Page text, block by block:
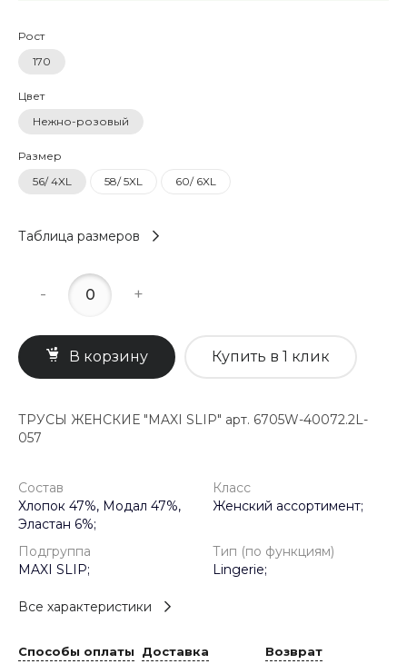
Рост
170
Цвет
Нежно-розовый
Размер
56/ 4XL
58/ 5XL 60/ 6XL
Таблица размеров
- +
В корзину Купить в 1 клик
ТРУСЫ ЖЕНСКИЕ "MAXI SLIP" арт. 6705W-40072.2L-
057
Состав
Хлопок 47%, Модал 47%,
Эластан 6%;
Класс
Женский ассортимент;
Подгруппа
MAXI SLIP;
Тип (по функциям)
Lingerie;
Все характеристики
Способы оплаты Доставка Возврат